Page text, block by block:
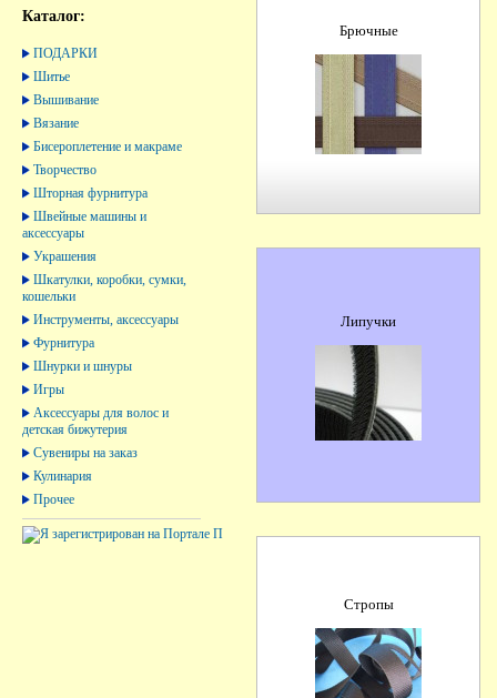
Каталог:
ПОДАРКИ
Шитье
Вышивание
Вязание
Бисероплетение и макраме
Творчество
Шторная фурнитура
Швейные машины и
аксессуары
Украшения
Шкатулки, коробки, сумки,
кошельки
Инструменты, аксессуары
Фурнитура
Шнурки и шнуры
Игры
Аксессуары для волос и
детская бижутерия
Сувениры на заказ
Кулинария
Прочее
Брючные
Липучки
Стропы